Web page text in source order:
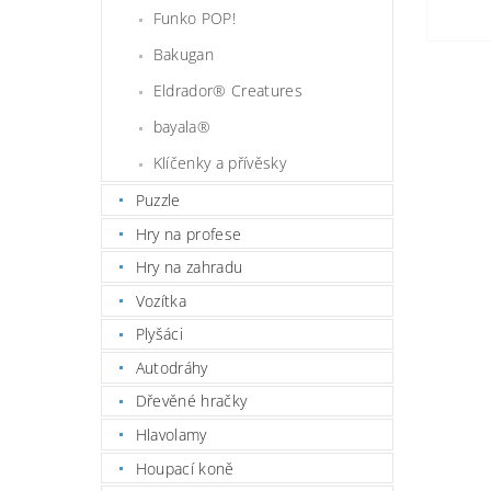
Funko POP!
Bakugan
Eldrador® Creatures
bayala®
Klíčenky a přívěsky
Puzzle
Hry na profese
Hry na zahradu
Vozítka
Plyšáci
Autodráhy
Dřevěné hračky
Hlavolamy
Houpací koně